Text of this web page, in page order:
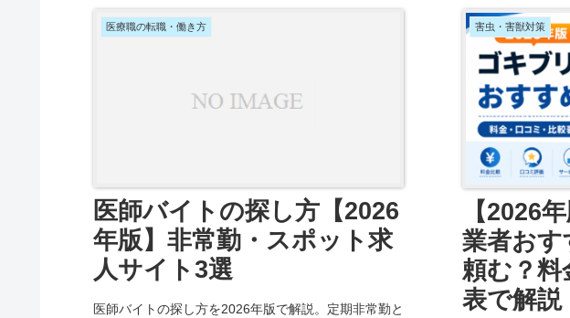
医療職の転職・働き方
医師バイトの探し方【2026
年版】非常勤・スポット求
人サイト3選
医師バイトの探し方を2026年版で解説。定期非常勤と
害虫・害獣対策
【2026
業者おす
頼む？料
表で解説